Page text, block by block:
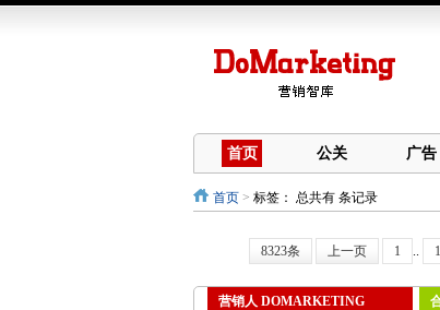
首页 公关 广告
首页 > 标签： 总共有 条记录
8323条 上一页 1 ..
营销人 DOMARKETING